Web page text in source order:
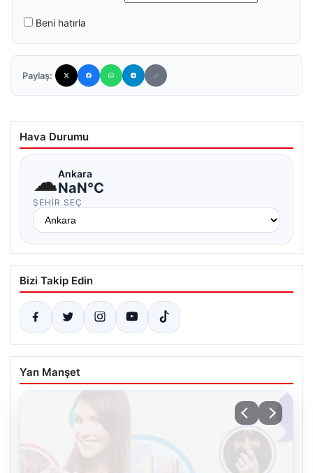
Beni hatırla
Paylaş:
Hava Durumu
☁Ankara
NaN°C
ŞEHIR SEÇ
Bizi Takip Edin
Yan Manşet